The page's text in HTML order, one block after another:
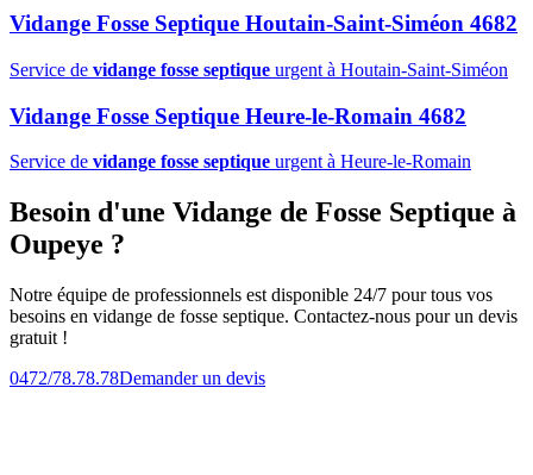
Vidange Fosse Septique Houtain-Saint-Siméon 4682
Service de vidange fosse septique urgent à Houtain-Saint-Siméon
Vidange Fosse Septique Heure-le-Romain 4682
Service de vidange fosse septique urgent à Heure-le-Romain
Besoin d'une Vidange de Fosse Septique à
Oupeye ?
Notre équipe de professionnels est disponible 24/7 pour tous vos
besoins en vidange de fosse septique. Contactez-nous pour un devis
gratuit !
0472/78.78.78Demander un devis